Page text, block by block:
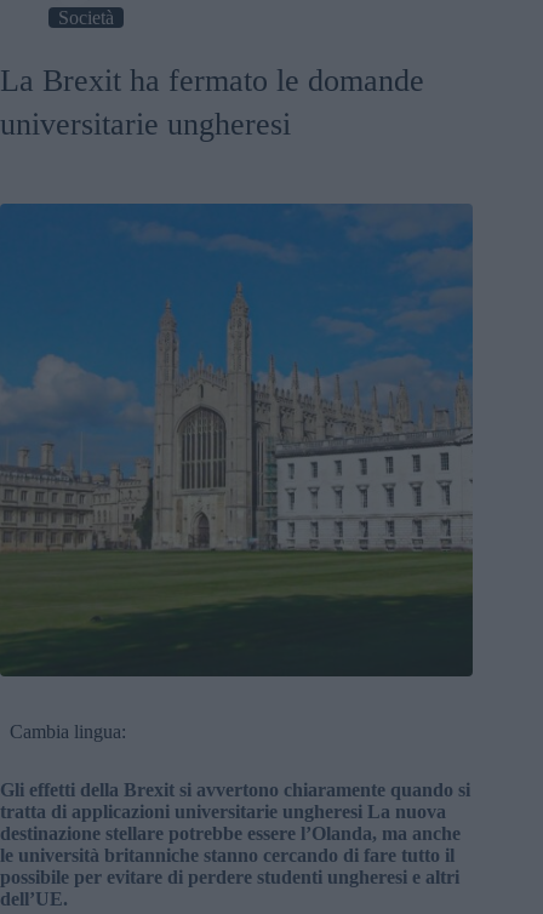
Società
La Brexit ha fermato le domande
universitarie ungheresi
Cambia lingua:
Gli effetti della Brexit si avvertono chiaramente quando si
tratta di applicazioni universitarie ungheresi La nuova
destinazione stellare potrebbe essere l’Olanda, ma anche
le università britanniche stanno cercando di fare tutto il
possibile per evitare di perdere studenti ungheresi e altri
dell’UE.